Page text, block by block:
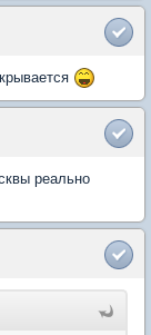
реально